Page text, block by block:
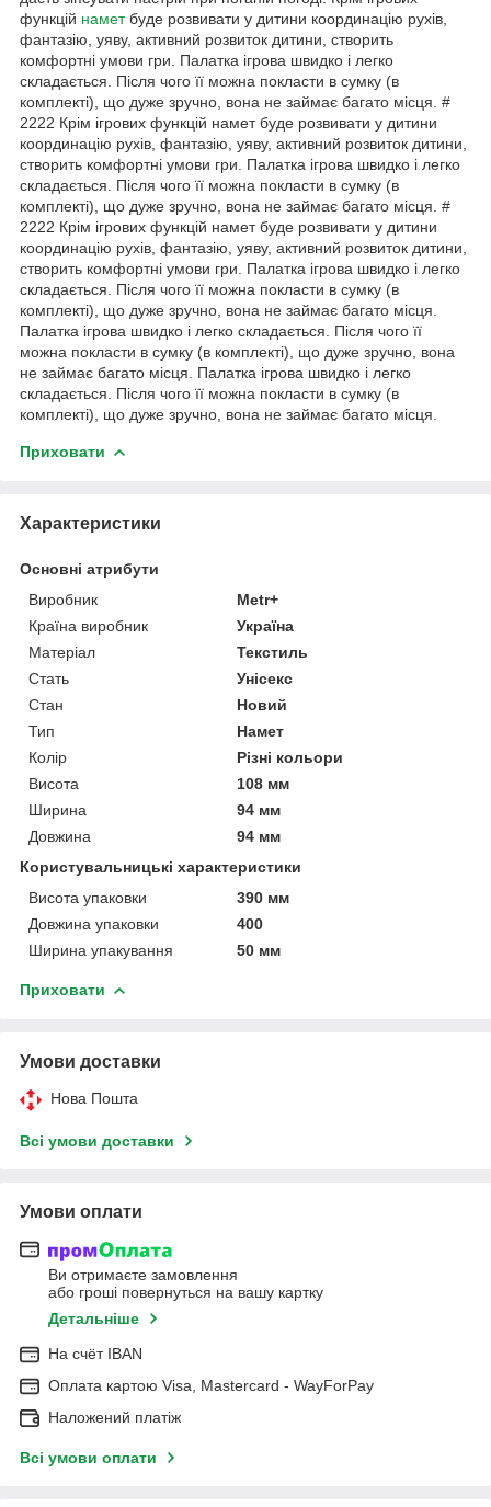
функцій наметбуде розвивати у дитини координацію рухів,
фантазію, уяву, активний розвиток дитини, створить
комфортні умови гри. Палатка ігрова швидко і легко
складається. Після чого її можна покласти в сумку (в
комплекті), що дуже зручно, вона не займає багато місця. #
2222 Крім ігрових функцій намет буде розвивати у дитини
координацію рухів, фантазію, уяву, активний розвиток дитини,
створить комфортні умови гри. Палатка ігрова швидко і легко
складається. Після чого її можна покласти в сумку (в
комплекті), що дуже зручно, вона не займає багато місця. #
2222 Крім ігрових функцій намет буде розвивати у дитини
координацію рухів, фантазію, уяву, активний розвиток дитини,
створить комфортні умови гри. Палатка ігрова швидко і легко
складається. Після чого її можна покласти в сумку (в
комплекті), що дуже зручно, вона не займає багато місця.
Палатка ігрова швидко і легко складається. Після чого її
можна покласти в сумку (в комплекті), що дуже зручно, вона
не займає багато місця. Палатка ігрова швидко і легко
складається. Після чого її можна покласти в сумку (в
комплекті), що дуже зручно, вона не займає багато місця.
Приховати
Характеристики
Основні атрибути
Виробник
Metr+
Країна виробник
Україна
Матеріал
Текстиль
Стать
Унісекс
Стан
Новий
Тип
Намет
Колір
Різні кольори
Висота
108 мм
Ширина
94 мм
Довжина
94 мм
Користувальницькі характеристики
Висота упаковки
390 мм
Довжина упаковки
400
Ширина упакування
50 мм
Приховати
Умови доставки
Нова Пошта
Всі умови доставки
Умови оплати
Ви отримаєте замовлення
або гроші повернуться на вашу картку
Детальніше
На cчёт IBAN
Оплата картою Visa, Mastercard - WayForPay
Наложений платіж
Всі умови оплати